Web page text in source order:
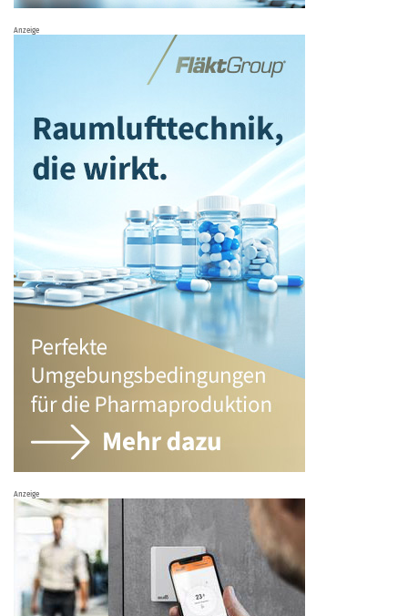
Anzeige
Anzeige